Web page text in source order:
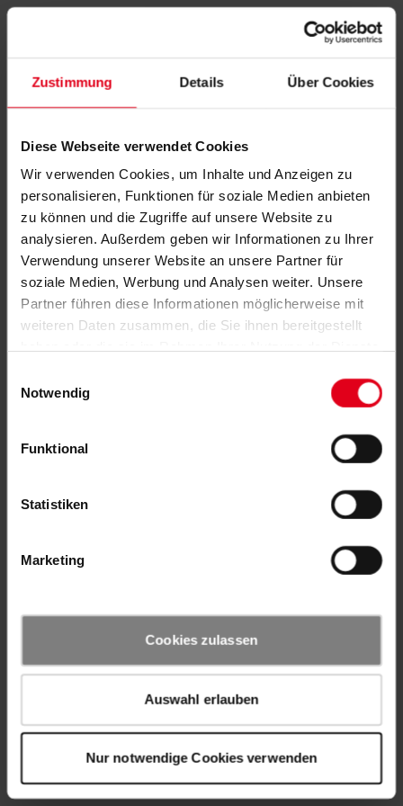
Zustimmung Details Über Cookies
Diese Webseite verwendet Cookies
Wir verwenden Cookies, um Inhalte und Anzeigen zu
personalisieren, Funktionen für soziale Medien anbieten
zu können und die Zugriffe auf unsere Website zu
analysieren. Außerdem geben wir Informationen zu Ihrer
Verwendung unserer Website an unsere Partner für
soziale Medien, Werbung und Analysen weiter. Unsere
Partner führen diese Informationen möglicherweise mit
weiteren Daten zusammen, die Sie ihnen bereitgestellt
Notwendig
Funktional
Statistiken
Marketing
Cookies zulassen
Auswahl erlauben
Nur notwendige Cookies verwenden